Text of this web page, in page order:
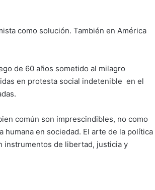
como solución. También en América
de 60 años sometido al milagro
en protesta social indetenible en el
común son imprescindibles, no como
en sociedad. El arte de la política
instrumentos de libertad, justicia y